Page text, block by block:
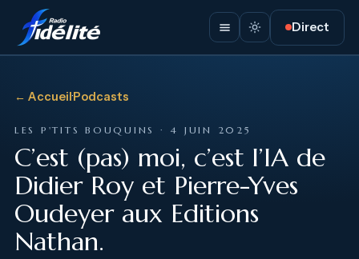
Direct
← Accueil·Podcasts
LES P'TITS BOUQUINS · 4 JUIN 2025
C’est (pas) moi, c’est l’IA de
Didier Roy et Pierre-Yves
Oudeyer aux Editions
Nathan.